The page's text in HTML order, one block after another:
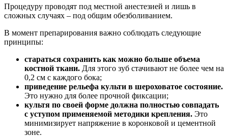
Процедуру проводят под местной анестезией и лишь в
сложных случаях – под общим обезболиванием.
В момент препарирования важно соблюдать следующие
принципы:
стараться сохранить как можно больше объема
костной ткани. Для этого зуб стачивают не более чем на
0,2 см с каждого бока;
приведение рельефа культи в шероховатое состояние.
Это нужно для более прочной фиксации;
культя по своей форме должна полностью совпадать
с уступом применяемой методики крепления. Это
минимизирует напряжение в коронковой и цементной
зоне.